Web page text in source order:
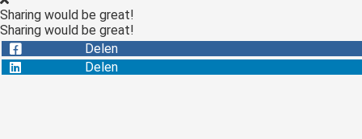
Sharing would be great!
Sharing would be great!
Delen
Delen